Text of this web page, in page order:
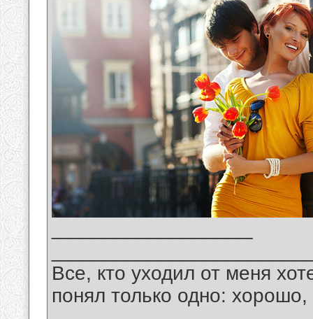
Все, кто уходил от меня
понял только одно: